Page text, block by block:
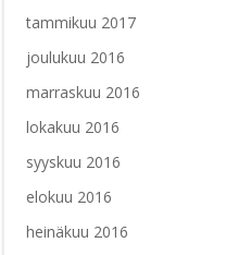
tammikuu 2017
joulukuu 2016
marraskuu 2016
lokakuu 2016
syyskuu 2016
elokuu 2016
heinäkuu 2016